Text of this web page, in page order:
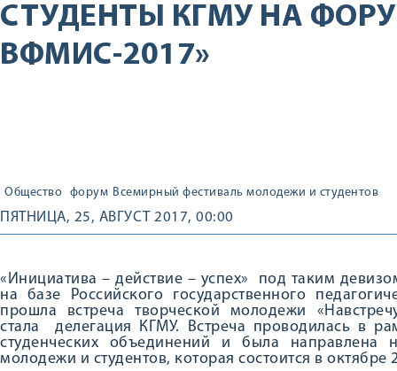
СТУДЕНТЫ КГМУ НА
ВФМИС-2017»
Общество форум Всемирный фестиваль молодежи и студентов
ПЯТНИЦА, 25, АВГУСТ 2017, 00:00
«Инициатива – действие – успех» под таким
на базе Российского государственного
прошла встреча творческой молодежи
стала делегация КГМУ. Встреча проводилась в
студенческих объединений и была направлена
молодежи и студентов, которая состоится в октябре